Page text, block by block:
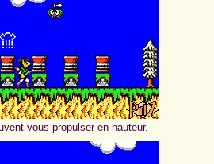
vous propulser en hauteur.